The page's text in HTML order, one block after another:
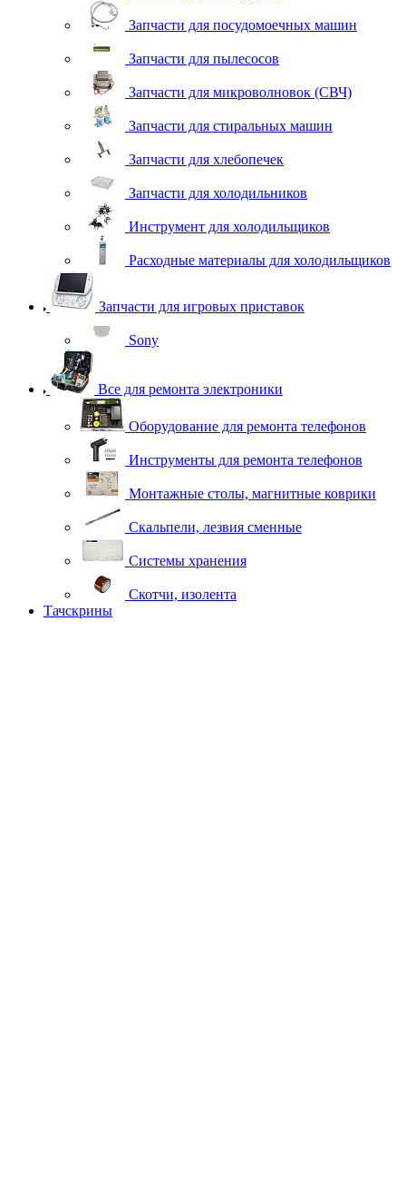
Запчасти для посудомоечных машин
Запчасти для пылесосов
Запчасти для микроволновок (СВЧ)
Запчасти для стиральных машин
Запчасти для хлебопечек
Запчасти для холодильников
Инструмент для холодильщиков
Расходные материалы для холодильщиков
Запчасти для игровых приставок
Sony
Все для ремонта электроники
Оборудование для ремонта телефонов
Инструменты для ремонта телефонов
Монтажные столы, магнитные коврики
Скальпели, лезвия сменные
Системы хранения
Скотчи, изолента
Тачскрины